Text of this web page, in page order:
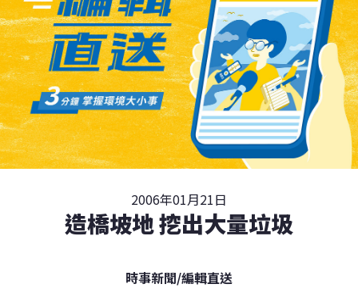
2006年01月21日
造橋坡地 挖出大量垃圾
時事新聞/編輯直送